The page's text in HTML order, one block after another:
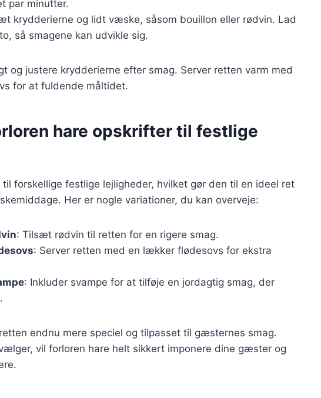
par minutter.
krydderierne og lidt væske, såsom bouillon eller rødvin. Lad
så smagene kan udvikle sig.
og justere krydderierne efter smag. Server retten varm med
for at fuldende måltidet.
hare opskrifter til festlige
til forskellige festlige lejligheder, hvilket gør den til en ideel ret
Her er nogle variationer, du kan overveje:
: Tilsæt rødvin til retten for en rigere smag.
: Server retten med en lækker flødesovs for ekstra
: Inkluder svampe for at tilføje en jordagtig smag, der
endnu mere speciel og tilpasset til gæsternes smag.
vil forloren hare helt sikkert imponere dine gæster og